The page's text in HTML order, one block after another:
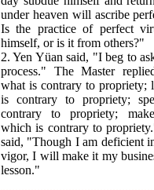
under heaven will ascribe
Is the practice of perfect
himself, or is it from others?"
2. Yen Yüan said, "I beg to
process." The Master
what is contrary to propriety;
is contrary to propriety;
contrary to propriety;
which is contrary to
said, "Though I am deficient
vigor, I will make it my
lesson."